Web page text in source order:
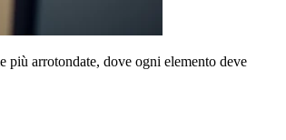
arrotondate, dove ogni elemento deve